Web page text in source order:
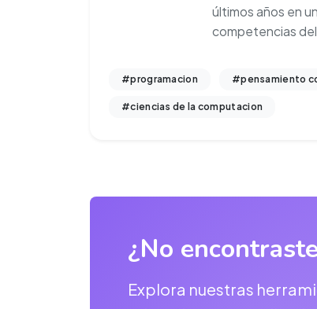
últimos años en
competencias del
#programacion #pensamiento
#ciencias de la computacion
¿No
Explora nuestras